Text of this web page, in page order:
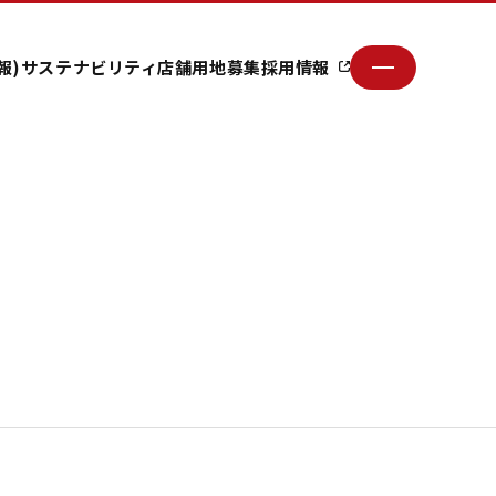
)サステナビリティ店舗用地募集採用情報